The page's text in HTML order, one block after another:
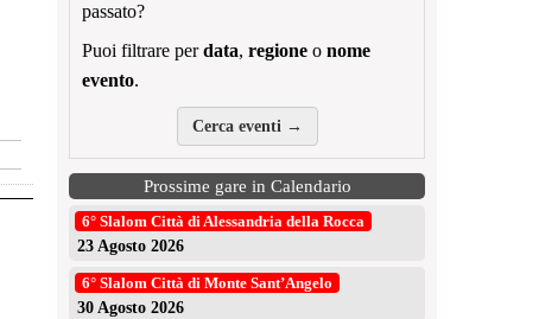
passato?
Puoi filtrare perdata, regione o nome
evento.
Cerca eventi →
Prossime gare in Calendario
6° Slalom Città di Alessandria della Rocca
23 Agosto 2026
6° Slalom Città di Monte Sant’Angelo
30 Agosto 2026